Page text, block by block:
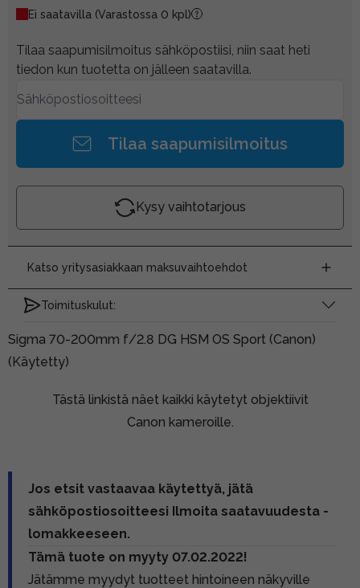
Ei saatavilla (Varastossa 0 kpl)
Tilaa saapumisilmoitus sähköpostiisi, niin saat heti
tiedon kun tuotetta on jälleen saatavilla.
Tilaa saapumisilmoitus
Kysy vaihtotarjous
Katso yritysasiakkaan maksuvaihtoehdot
Toimituskulut:
Sigma 70-200mm f/2.8 DG HSM OS Sport (Canon)
(Käytetty)
Tästä linkistä näet kaikki käytetyt objektiivit
Canon kameroille.
Jos etsit vastaavaa käytettyä, jätä
sähköpostiosoitteesi Ilmoita saatavuudesta -
lomakkeeseen.
Tämä tuote on myyty 07.02.2022!
Jätämme myydyt tuotteet hintoineen näkyville